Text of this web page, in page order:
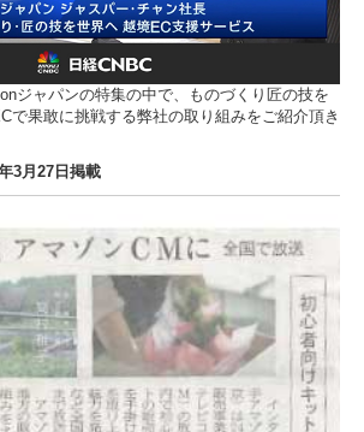
ジャパンの特集の中で、ものづくり匠の技を
で果敢に挑戦する弊社の取り組みをご紹介頂き
3月27日掲載